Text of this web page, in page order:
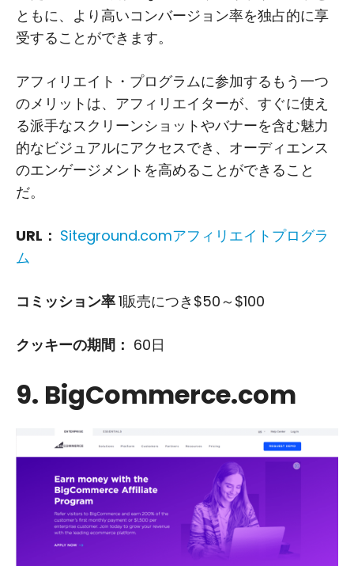
ともに、より高いコンバージョン率を独占的に享
受することができます。
アフィリエイト・プログラムに参加するもう一つ
のメリットは、アフィリエイターが、すぐに使え
る派手なスクリーンショットやバナーを含む魅力
的なビジュアルにアクセスでき、オーディエンス
のエンゲージメントを高めることができること
だ。
URL： Siteground.comアフィリエイトプログラ
ム
コミッション率1販売につき$50～$100
クッキーの期間： 60日
9. BigCommerce.com